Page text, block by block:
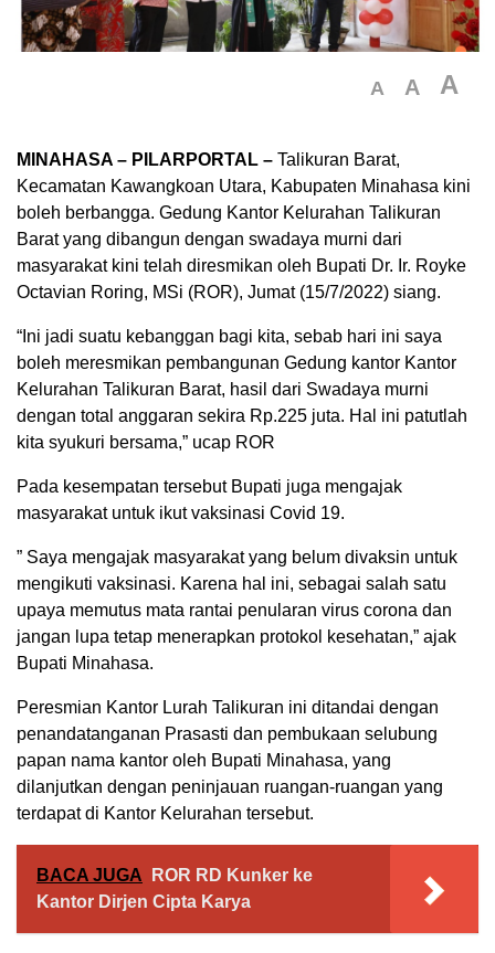
A A A
MINAHASA – PILARPORTAL – Talikuran Barat,
Kecamatan Kawangkoan Utara, Kabupaten Minahasa kini
boleh berbangga. Gedung Kantor Kelurahan Talikuran
Barat yang dibangun dengan swadaya murni dari
masyarakat kini telah diresmikan oleh Bupati Dr. Ir. Royke
Octavian Roring, MSi (ROR), Jumat (15/7/2022) siang.
“Ini jadi suatu kebanggan bagi kita, sebab hari ini saya
boleh meresmikan pembangunan Gedung kantor Kantor
Kelurahan Talikuran Barat, hasil dari Swadaya murni
dengan total anggaran sekira Rp.225 juta. Hal ini patutlah
kita syukuri bersama,” ucap ROR
Pada kesempatan tersebut Bupati juga mengajak
masyarakat untuk ikut vaksinasi Covid 19.
” Saya mengajak masyarakat yang belum divaksin untuk
mengikuti vaksinasi. Karena hal ini, sebagai salah satu
upaya memutus mata rantai penularan virus corona dan
jangan lupa tetap menerapkan protokol kesehatan,” ajak
Bupati Minahasa.
Peresmian Kantor Lurah Talikuran ini ditandai dengan
penandatanganan Prasasti dan pembukaan selubung
papan nama kantor oleh Bupati Minahasa, yang
dilanjutkan dengan peninjauan ruangan-ruangan yang
terdapat di Kantor Kelurahan tersebut.
BACA JUGA
ROR RD Kunker ke
Kantor Dirjen Cipta Karya